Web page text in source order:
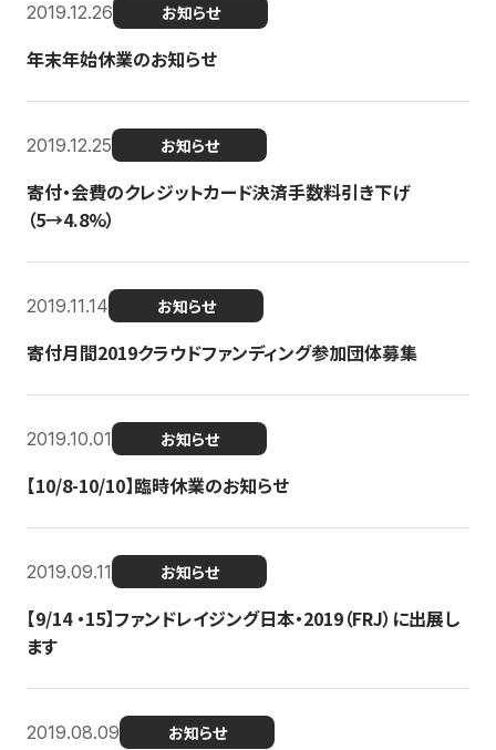
2019.12.26 お知らせ
年末年始休業のお知らせ
2019.12.25 お知らせ
寄付・会費のクレジットカード決済手数料引き下げ
（5→4.8%）
2019.11.14 お知らせ
寄付月間2019クラウドファンディング参加団体募集
2019.10.01 お知らせ
【10/8-10/10】臨時休業のお知らせ
2019.09.11 お知らせ
【9/14 ・15】ファンドレイジング日本・2019（FRJ）に出展し
ます
2019.08.09 お知らせ